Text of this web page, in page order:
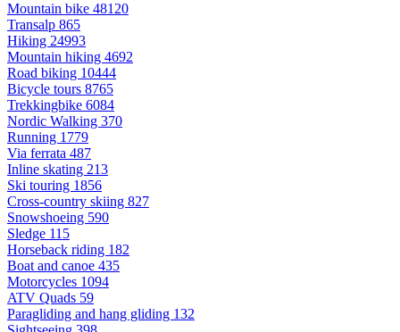
Mountain bike 48120
Transalp 865
Hiking 24993
Mountain hiking 4692
Road biking 10444
Bicycle tours 8765
Trekkingbike 6084
Nordic Walking 370
Running 1779
Via ferrata 487
Inline skating 213
Ski touring 1856
Cross-country skiing 827
Snowshoeing 590
Sledge 115
Horseback riding 182
Boat and canoe 435
Motorcycles 1094
ATV Quads 59
Paragliding and hang gliding 132